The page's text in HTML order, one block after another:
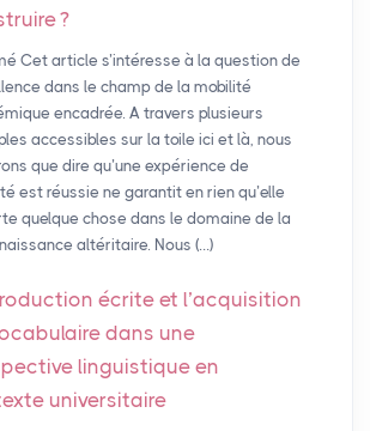
?
Cet article s’intéresse à la question de
dans le champ de la mobilité
encadrée. A travers plusieurs
accessibles sur la toile ici et là, nous
que dire qu’une expérience de
est réussie ne garantit en rien qu’elle
quelque chose dans le domaine de la
altéritaire. Nous (…)
écrite et l’acquisition
dans une
linguistique en
universitaire